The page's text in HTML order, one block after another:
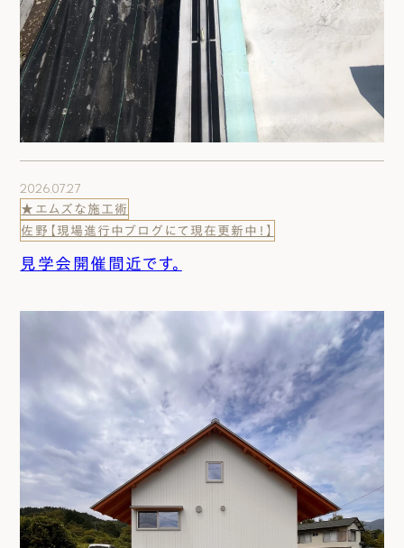
2026.07.27
★エムズな施工術
佐野【現場進行中ブログにて現在更新中！】
見学会開催間近です。